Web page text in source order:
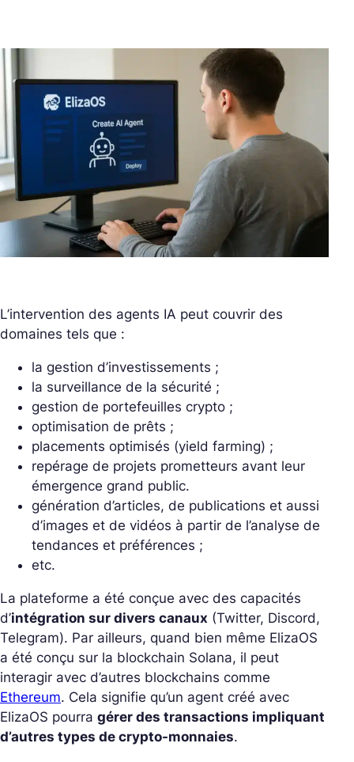
L’intervention des agents IA peut couvrir des
domaines tels que :
la gestion d’investissements ;
la surveillance de la sécurité ;
gestion de portefeuilles crypto ;
optimisation de prêts ;
placements optimisés (yield farming) ;
repérage de projets prometteurs avant leur
émergence grand public.
génération d’articles, de publications et aussi
d’images et de vidéos à partir de l’analyse de
tendances et préférences ;
etc.
La plateforme a été conçue avec des capacités
d’intégration sur divers canaux (Twitter, Discord,
Telegram). Par ailleurs, quand bien même ElizaOS
a été conçu sur la blockchain Solana, il peut
interagir avec d’autres blockchains comme
Ethereum. Cela signifie qu’un agent créé avec
ElizaOS pourra gérer des transactions impliquant
d’autres types de crypto-monnaies.